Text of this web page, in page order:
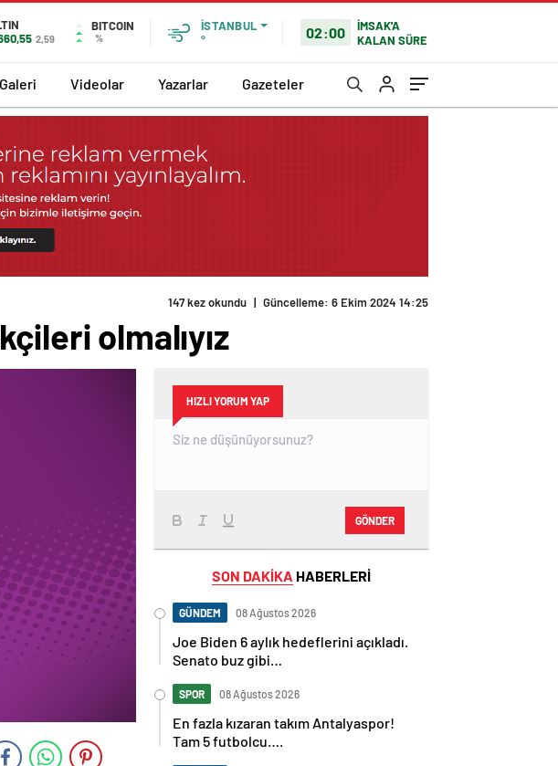
2,59
BITCOIN
%
İSTANBUL
°
02:00
İMSAK'A
KALAN SÜRE
Videolar Yazarlar Gazeteler
147 kez okundu | Güncelleme: 6 Ekim 2024 14:25
olmalıyız
HIZLI YORUM YAP
GÖNDER
SON DAKİKA HABERLERİ
GÜNDEM 08 Ağustos 2026
Joe Biden 6 aylık hedeflerini açıkladı.
Senato buz gibi…
SPOR 08 Ağustos 2026
En fazla kızaran takım Antalyaspor!
Tam 5 futbolcu….